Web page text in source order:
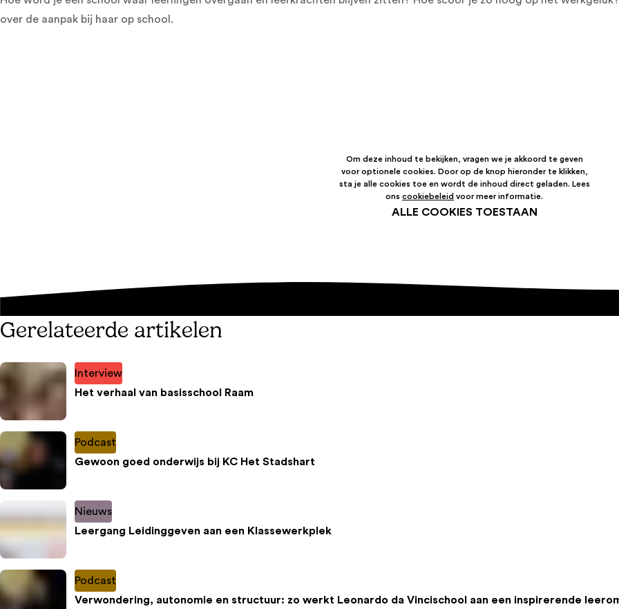
over de aanpak bij haar op school.
Om deze inhoud te bekijken, vragen we je akkoord te geven
voor optionele cookies. Door op de knop hieronder te klikken,
sta je alle cookies toe en wordt de inhoud direct geladen. Lees
ons cookiebeleid voor meer informatie.
ALLE COOKIES TOESTAAN
Gerelateerde artikelen
Interview
Het verhaal van basisschool Raam
Podcast
Gewoon goed onderwijs bij KC Het Stadshart
Nieuws
Leergang Leidinggeven aan een Klassewerkplek
Podcast
Verwondering, autonomie en structuur: zo werkt Leonardo da Vincischool aan een inspirerende